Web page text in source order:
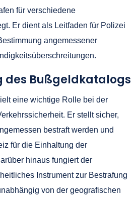
für verschiedene
Er dient als Leitfaden für Polizei
angemessener
des Bußgeldkatalogs
eine wichtige Rolle bei der
Er stellt sicher,
bestraft werden und
für die Einhaltung der
hinaus fungiert der
Instrument zur Bestrafung
von der geografischen